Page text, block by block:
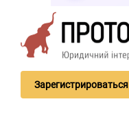
Зарегистрироваться